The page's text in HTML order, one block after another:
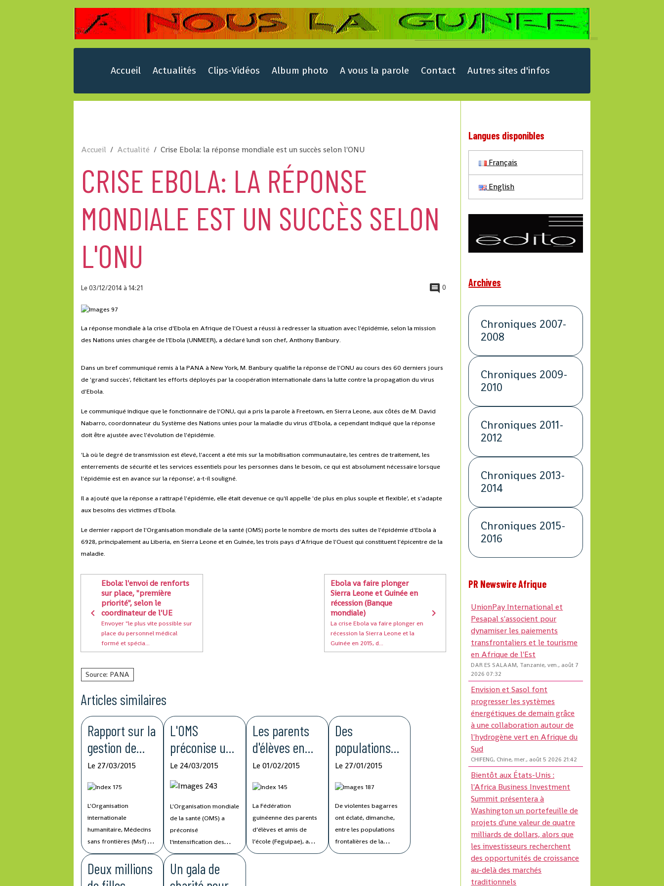
Accueil Actualités Clips-Vidéos Album photo A vous la parole Contact Autres sites d'infos
Accueil Actualité Crise Ebola: la réponse mondiale est un succès selon l'ONU
CRISE EBOLA: LA RÉPONSE
MONDIALE EST UN SUCCÈS SELON
L'ONU
Le 03/12/2014à 14:21 0
La réponse mondiale à la crise d'Ebola en Afrique de l'Ouest a réussi à redresser la situation avec l'épidémie, selon la mission
des Nations unies chargée de l'Ebola (UNMEER), a déclaré lundi son chef, Anthony Banbury.
Dans un bref communiqué remis à la PANA à New York, M. Banbury qualifie la réponse de l'ONU au cours des 60 derniers jours
de 'grand succès', félicitant les efforts déployés par la coopération internationale dans la lutte contre la propagation du virus
d'Ebola.
Le communiqué indique que le fonctionnaire de l'ONU, qui a pris la parole à Freetown, en Sierra Leone, aux côtés de M. David
Nabarro, coordonnateur du Système des Nations unies pour la maladie du virus d'Ebola, a cependant indiqué que la réponse
doit être ajustée avec l'évolution de l'épidémie.
'Là où le degré de transmission est élevé, l'accent a été mis sur la mobilisation communautaire, les centres de traitement, les
enterrements de sécurité et les services essentiels pour les personnes dans le besoin, ce qui est absolument nécessaire lorsque
l'épidémie est en avance sur la réponse', a-t-il souligné.
Il a ajouté que la réponse a rattrapé l'épidémie, elle était devenue ce qu'il appelle 'de plus en plus souple et flexible', et s'adapte
aux besoins des victimes d'Ebola.
Le dernier rapport de l'Organisation mondiale de la santé (OMS) porte le nombre de morts des suites de l'épidémie d'Ebola à
6928, principalement au Liberia, en Sierra Leone et en Guinée, les trois pays d'Afrique de l'Ouest qui constituent l'épicentre de la
maladie.
Ebola: l'envoi de renforts
sur place, "première
priorité", selon le
coordinateur de l'UE
Envoyer "le plus vite possible sur
place du personnel médical
formé et spécia...
Ebola va faire plonger
Sierra Leone et Guinée en
récession (Banque
mondiale)
La crise Ebola va faire plonger en
récession la Sierra Leone et la
Guinée en 2015, d...
Source: PANA
Articles similaires
Rapport sur la
gestion de
l'épidémie
Ebola
Le 27/03/2015
L'Organisation
internationale
humanitaire, Médecins
sans frontières (Msf) a
publié lundi un rapport
critique sur la gestion
de l'épidémie d'Ebola
L'OMS
préconise une
intensification
de la
dans les pays
touchés par
Ebola
Le 24/03/2015
L'Organisation mondiale
de la santé (OMS) a
préconisé
l'intensification des
activités de vaccination
systématique pour
parer à un risque
Les parents
d'élèves en
colère en
Guinée
Le 01/02/2015
La Fédération
guinéenne des parents
d’élèves et amis de
l’école (Feguipae), a
réclamé, ce jeudi, des
Des
populations
frontalières
s'affrontent
Guinée et le
Mali
Le 27/01/2015
De violentes bagarres
ont éclaté, dimanche,
entre les populations
frontalières de la
Guinée et du Mali à plus
Deux millions
Un gala de
Langues disponibles
Français
English
Archives
Chroniques 2007-
2008
Chroniques 2009-
2010
Chroniques 2011-
2012
Chroniques 2013-
2014
Chroniques 2015-
2016
PR Newswire Afrique
UnionPay International et
Pesapal s'associent pour
dynamiser les paiements
transfrontaliers et le tourisme
en Afrique de l'Est
DAR ES SALAAM, Tanzanie, ven., août 7
2026 07:32
Envision et Sasol font
progresser les systèmes
énergétiques de demain grâce
à une collaboration autour de
l'hydrogène vert en Afrique du
Sud
CHIFENG, Chine, mer., août 5 2026 21:42
Bientôt aux États-Unis :
l'Africa Business Investment
Summit présentera à
Washington un portefeuille de
projets d'une valeur de quatre
milliards de dollars, alors que
les investisseurs recherchent
des opportunités de croissance
au-delà des marchés
traditionnels